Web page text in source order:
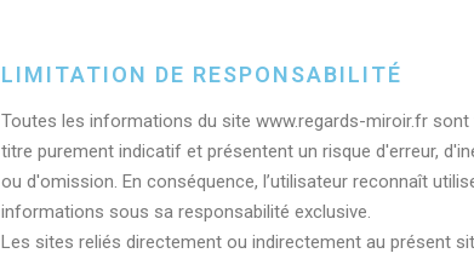
LIMITATION DE RESPONSABILITÉ
Toutes les informations du site www.regards-miroir.fr
titre purement indicatif et présentent un risque d'erreur,
ou d'omission. En conséquence, l’utilisateur reconnaît
informations sous sa responsabilité exclusive.
Les sites reliés directement ou indirectement au présent